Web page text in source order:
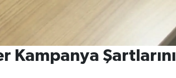
Kampanya Şartlarını